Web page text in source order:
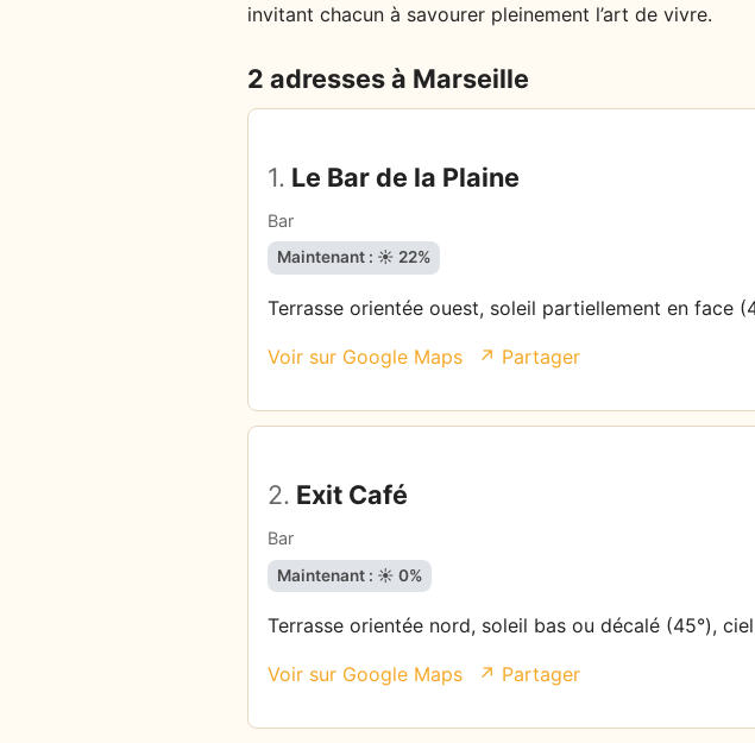
invitant chacun à savourer pleinement l’art de vivre.
2 adresses à Marseille
1. Le Bar de la Plaine
Bar
Maintenant : ☀️ 22%
Terrasse orientée ouest, soleil partiellement en face
Voir sur Google Maps ↗ Partager
2. Exit Café
Bar
Maintenant : ☀️ 0%
Terrasse orientée nord, soleil bas ou décalé (45°),
Voir sur Google Maps ↗ Partager